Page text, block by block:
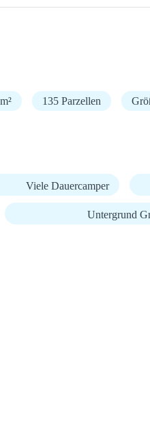
135 Parzellen
Viele Dauercamper
Untergrund